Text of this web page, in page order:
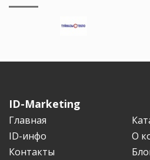
ID-Marketing
Главная
ID-инфо
О
Контакты